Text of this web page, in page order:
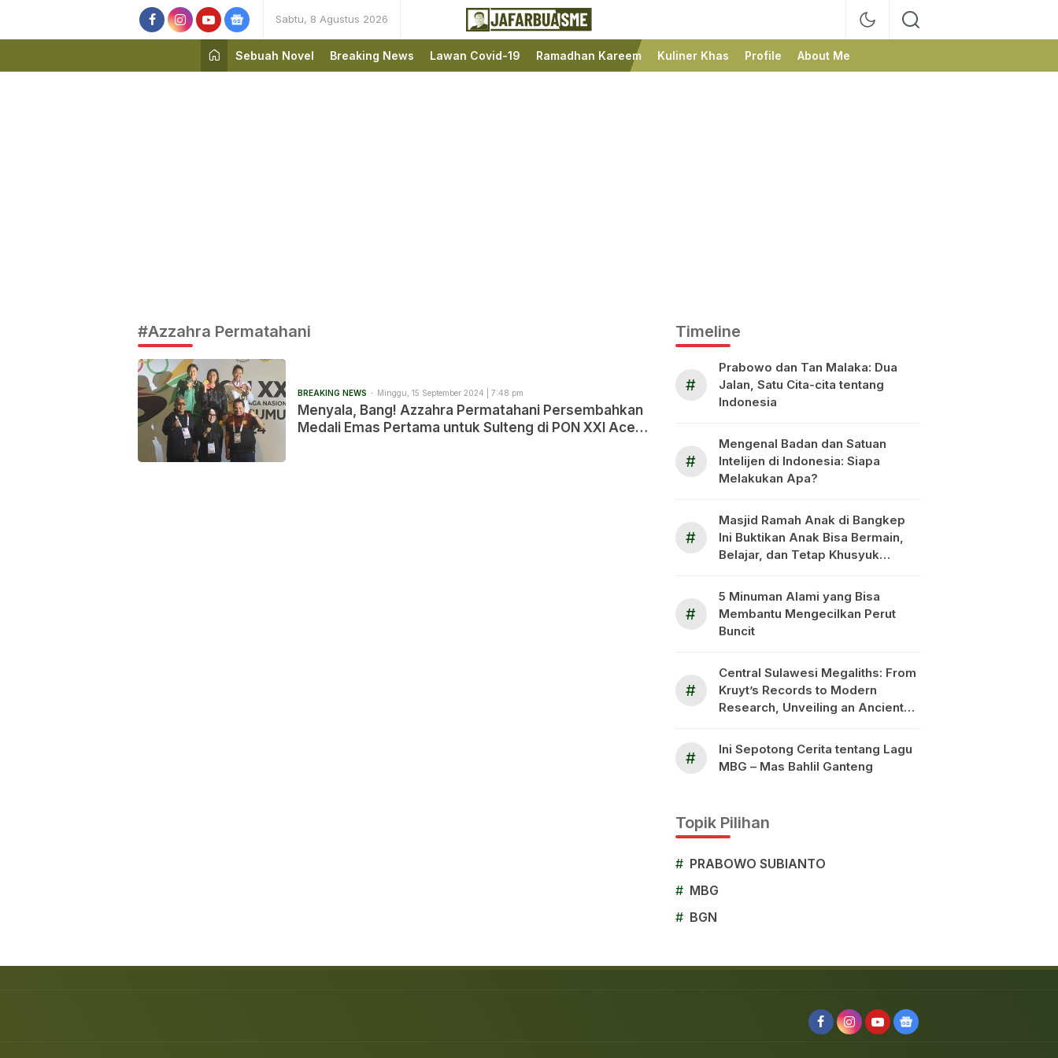
Sabtu, 8 Agustus 2026
JafarBua
Ini bukan Media Online,
Ini Jafarbuaisme.com
Sebuah Novel
Breaking News Lawan Covid-19 Ramadhan Kareem Kuliner Khas Profile About Me
#Azzahra Permatahani
BREAKING NEWS Minggu, 15 September 2024 | 7:48 pm
Menyala, Bang! Azzahra Permatahani Persembahkan
Medali Emas Pertama untuk Sulteng di PON XXI Aceh
Timeline
#
Prabowo dan Tan Malaka: Dua
Jalan, Satu Cita-cita tentang
Indonesia
#
Mengenal Badan dan Satuan
Intelijen di Indonesia: Siapa
Melakukan Apa?
#
Masjid Ramah Anak di Bangkep
Ini Buktikan Anak Bisa Bermain,
Belajar, dan Tetap Khusyuk
#
5 Minuman Alami yang Bisa
Membantu Mengecilkan Perut
Buncit
#
Central Sulawesi Megaliths: From
Kruyt’s Records to Modern
Research, Unveiling an Ancient
Sulawesi
#
Ini Sepotong Cerita tentang Lagu
MBG – Mas Bahlil Ganteng
Topik Pilihan
# PRABOWO SUBIANTO
# MBG
# BGN